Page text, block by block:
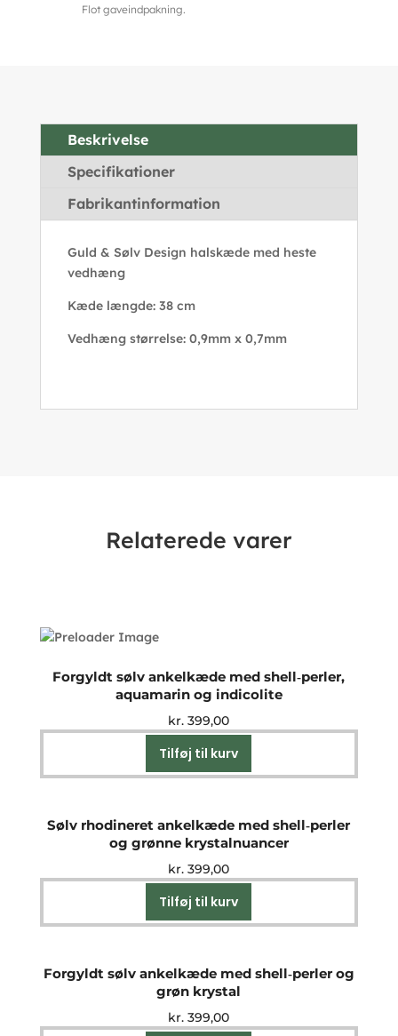
Flot gaveindpakning.
Beskrivelse
Specifikationer
Fabrikantinformation
Guld & Sølv Design halskæde med heste
vedhæng
Kæde længde: 38 cm
Vedhæng størrelse: 0,9mm x 0,7mm
Relaterede varer
Forgyldt sølv ankelkæde med shell‑perler,
aquamarin og indicolite
kr. 399,00
Tilføj til kurv
Sølv rhodineret ankelkæde med shell‑perler
og grønne krystalnuancer
kr. 399,00
Tilføj til kurv
Forgyldt sølv ankelkæde med shell‑perler og
grøn krystal
kr. 399,00